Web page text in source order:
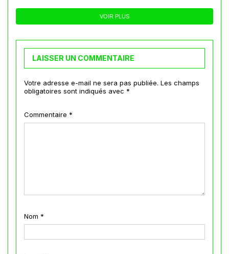
VOIR PLUS
LAISSER UN COMMENTAIRE
Votre adresse e-mail ne sera pas publiée. Les champs
obligatoires sont indiqués avec *
Commentaire *
Nom *